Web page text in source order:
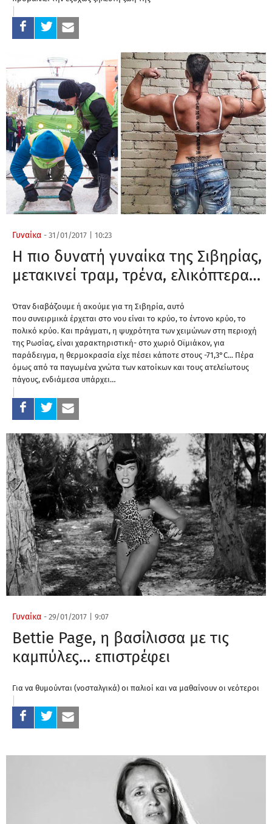
Γυναίκα - 31/01/2017 10:23
Η πιο δυνατή γυναίκα της Σιβηρίας,
μετακινεί τραμ, τρένα, ελικόπτερα…
Όταν διαβάζουμε ή ακούμε για τη Σιβηρία, αυτό
που συνειρμικά έρχεται στο νου είναι το κρύο, το έντονο κρύο, το
πολικό κρύο. Και πράγματι, η ψυχρότητα των χειμώνων στη περιοχή
της Ρωσίας, είναι χαρακτηριστική- στο χωριό Οϊμιάκον, για
παράδειγμα, η θερμοκρασία είχε πέσει κάποτε στους -71,3°C... Πέρα
όμως από τα παγωμένα χνώτα των κατοίκων και τους ατελείωτους
πάγους, ενδιάμεσα υπάρχει…
Γυναίκα - 29/01/2017 9:07
Bettie Page, η βασίλισσα με τις
καμπύλες… επιστρέφει
Για να θυμούνται (νοσταλγικά) οι παλιοί και να μαθαίνουν οι νεότεροι